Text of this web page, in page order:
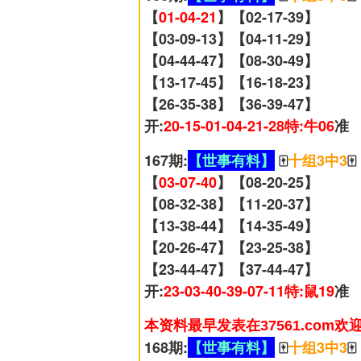
【01-04-21】【02-17-39】
【03-09-13】【04-11-29】
【04-44-47】【08-30-49】
【13-17-45】【16-18-23】
【26-35-38】【36-39-47】
开:20-15-01-04-21-28特:牛06准
167期: 【世事有料】 🀄十组3中3🀄
【03-07-40】【08-20-25】
【08-32-38】【11-20-37】
【13-38-44】【14-35-49】
【20-26-47】【23-25-38】
【23-44-47】【37-44-47】
开:23-03-40-39-07-11特:鼠19准
本资料最早发表在37561.com欢
168期: 【世事有料】 🀄十组3中3🀄